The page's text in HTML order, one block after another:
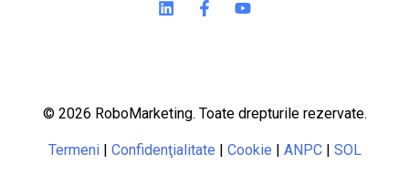
© 2026 RoboMarketing. Toate drepturile rezervate.
Termeni| Confidenţialitate Cookie ANPC| SOL